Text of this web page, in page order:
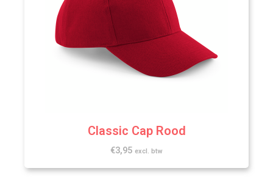
Classic Cap Rood
€3,95 excl. btw